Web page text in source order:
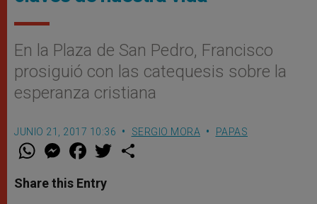
En la Plaza de San Pedro, Francisco
prosiguió con las catequesis sobre la
esperanza cristiana
JUNIO 21, 2017 10:36 SERGIO MORA PAPAS
W
t
s
M
e
s
e
F
a
e
b
w
Share this Entry